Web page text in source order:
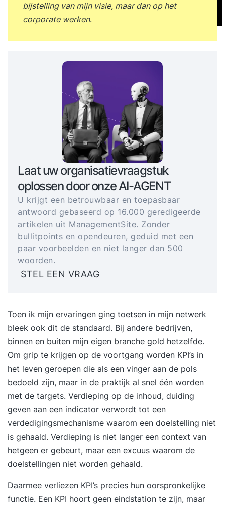
bijstelling van mijn visie, maar dan op het
corporate werken.
Laat uw organisatievraagstuk
oplossen door onze AI-AGENT
U krijgt een betrouwbaar en toepasbaar
antwoord gebaseerd op 16.000 geredigeerde
artikelen uit ManagementSite. Zonder
bullitpoints en opendeuren, geduid met een
paar voorbeelden en niet langer dan 500
woorden.
STEL EEN VRAAG
Toen ik mijn ervaringen ging toetsen in mijn netwerk
bleek ook dit de standaard. Bij andere bedrijven,
binnen en buiten mijn eigen branche gold hetzelfde.
Om grip te krijgen op de voortgang worden KPI’s in
het leven geroepen die als een vinger aan de pols
bedoeld zijn, maar in de praktijk al snel één worden
met de targets. Verdieping op de inhoud, duiding
geven aan een indicator verwordt tot een
verdedigingsmechanisme waarom een doelstelling niet
is gehaald. Verdieping is niet langer een context van
hetgeen er gebeurt, maar een excuus waarom de
doelstellingen niet worden gehaald.
Daarmee verliezen KPI’s precies hun oorspronkelijke
functie. Een KPI hoort geen eindstation te zijn, maar